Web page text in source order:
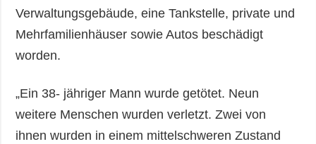
Verwaltungsgebäude, eine Tankstelle, private und
Mehrfamilienhäuser sowie Autos beschädigt
worden.
„Ein 38- jähriger Mann wurde getötet. Neun
weitere Menschen wurden verletzt. Zwei von
ihnen wurden in einem mittelschweren Zustand